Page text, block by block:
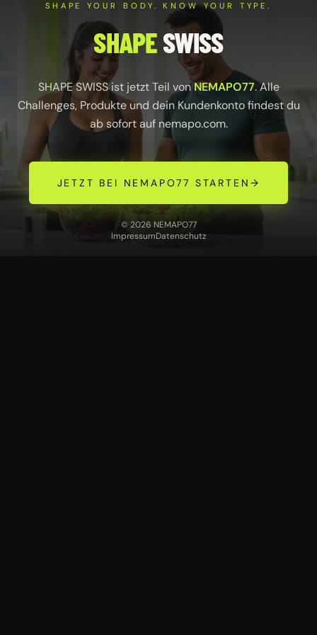
SHAPE YOUR BODY. KNOW YOUR TYPE.
SHAPESWISS
SHAPE SWISS ist jetzt Teil vonNEMAPO77. Alle
Challenges, Produkte und dein Kundenkonto findest du
ab sofort auf nemapo.com.
JETZT BEI NEMAPO77 STARTEN →
© 2026 NEMAPO77
ImpressumDatenschutz